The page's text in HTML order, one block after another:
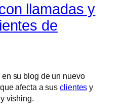
llamadas y
de
en su blog de un nuevo
afecta a susclientes y
vishing.